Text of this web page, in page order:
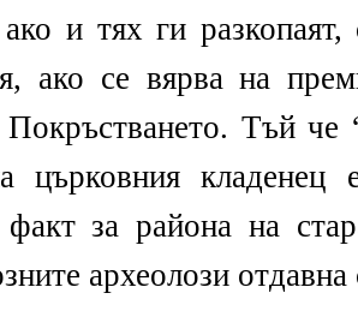
ако и тях ги
ако се вярва на
Тъй че
църковния кладенец
факт за района на
археолози